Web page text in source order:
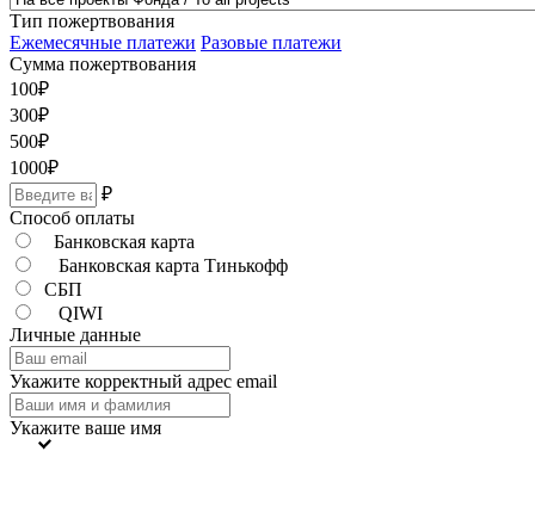
Тип пожертвования
Ежемесячные платежи Разовые платежи
Сумма пожертвования
100₽
300₽
500₽
1000₽
₽
Способ оплаты
Банковская карта
Банковская карта Тинькофф
СБП
QIWI
Личные данные
Укажите корректный адрес email
Укажите ваше имя